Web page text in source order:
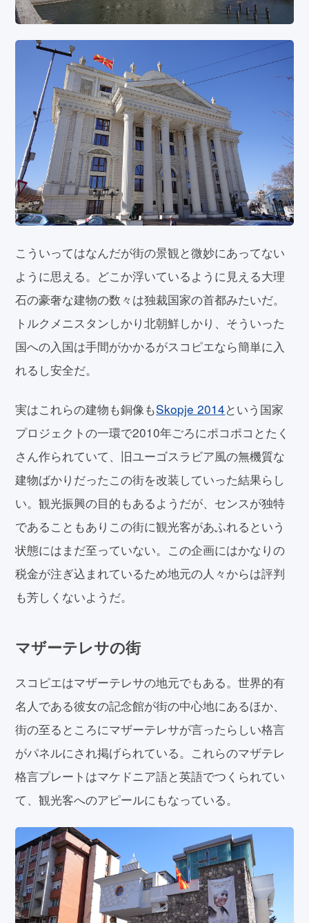
こういってはなんだが街の景観と微妙にあってない
ように思える。どこか浮いているように見える大理
石の豪奢な建物の数々は独裁国家の首都みたいだ。
トルクメニスタンしかり北朝鮮しかり、そういった
国への入国は手間がかかるがスコピエなら簡単に入
れるし安全だ。
実はこれらの建物も銅像もSkopje 2014という国家
プロジェクトの一環で2010年ごろにポコポコとたく
さん作られていて、旧ユーゴスラビア風の無機質な
建物ばかりだったこの街を改装していった結果らし
い。観光振興の目的もあるようだが、センスが独特
であることもありこの街に観光客があふれるという
状態にはまだ至っていない。この企画にはかなりの
税金が注ぎ込まれているため地元の人々からは評判
も芳しくないようだ。
マザーテレサの街
スコピエはマザーテレサの地元でもある。世界的有
名人である彼女の記念館が街の中心地にあるほか、
街の至るところにマザーテレサが言ったらしい格言
がパネルにされ掲げられている。これらのマザテレ
格言プレートはマケドニア語と英語でつくられてい
て、観光客へのアピールにもなっている。